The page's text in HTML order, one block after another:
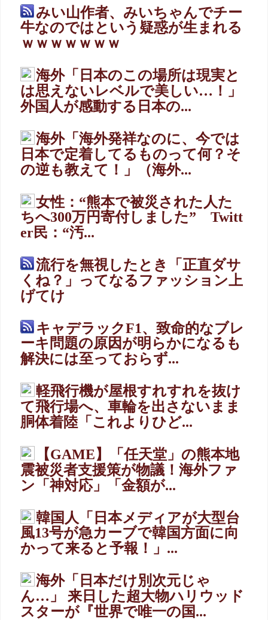
みい山作者、みいちゃんでチー
牛なのではという疑惑が生まれる
ｗｗｗｗｗｗｗ
海外「日本のこの場所は現実と
は思えないレベルで美しい…！」
外国人が感動する日本の...
海外「海外発祥なのに、今では
日本で定着してるものって何？そ
の逆も教えて！」（海外...
女性：“熊本で被災された人た
ちへ300万円寄付しました” Twitt
er民：“汚...
流行を無視したとき「正直ダサ
くね？」ってなるファッション上
げてけ
キャデラックF1、致命的なブレ
ーキ問題の原因が明らかになるも
解決には至っておらず...
軽飛行機が屋根すれすれを抜け
て飛行場へ、車輪を出さないまま
胴体着陸「これよりひど...
【GAME】「任天堂」の熊本地
震被災者支援策が物議！海外ファ
ン「神対応」「金額が...
韓国人「日本メディアが大型台
風13号が急カーブで韓国方面に向
かって来ると予報！」...
海外「日本だけ別次元じゃ
ん…」 来日した超大物ハリウッド
スターが『世界で唯一の国...